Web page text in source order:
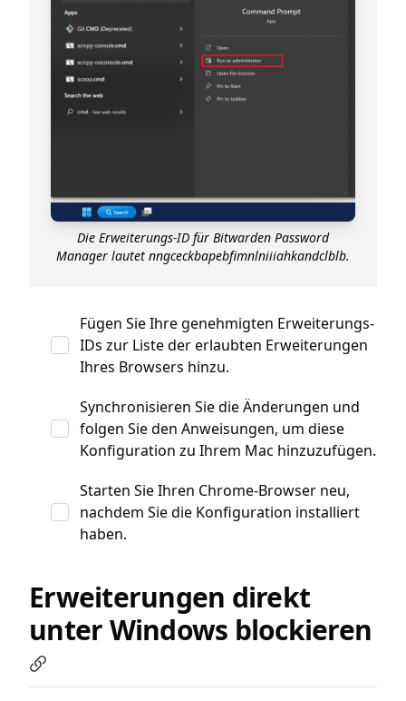
Die Erweiterungs-ID für Bitwarden Password
Manager lautet nngceckbapebfimnlniiiahkandclblb.
Fügen Sie Ihre genehmigten Erweiterungs-
IDs zur Liste der erlaubten Erweiterungen
Ihres Browsers hinzu.
Synchronisieren Sie die Änderungen und
folgen Sie den Anweisungen, um diese
Konfiguration zu Ihrem Mac hinzuzufügen.
Starten Sie Ihren Chrome-Browser neu,
nachdem Sie die Konfiguration installiert
haben.
Erweiterungen direkt
unter Windows blockieren